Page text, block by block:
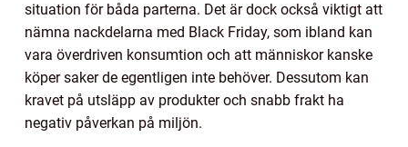
situation för båda parterna. Det är dock också viktigt att
nämna nackdelarna med Black Friday, som ibland kan
vara överdriven konsumtion och att människor kanske
köper saker de egentligen inte behöver. Dessutom kan
kravet på utsläpp av produkter och snabb frakt ha
negativ påverkan på miljön.